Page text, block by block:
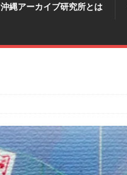
沖縄アーカイブ研究所とは